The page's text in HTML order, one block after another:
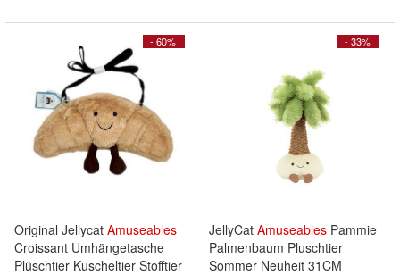
- 60%
Original Jellycat Amuseables
Croissant Umhängetasche
Plüschtier Kuscheltier Stofftier
- 33%
JellyCat Amuseables Pammie
Palmenbaum Pluschtier
Sommer Neuheit 31CM